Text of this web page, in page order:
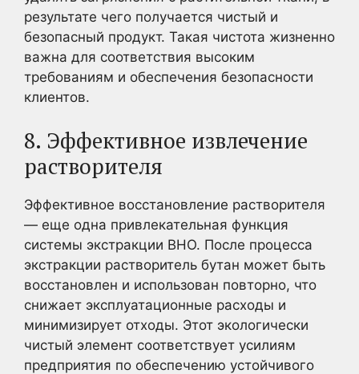
результате чего получается чистый и
безопасный продукт. Такая чистота жизненно
важна для соответствия высоким
требованиям и обеспечения безопасности
клиентов.
8. Эффективное извлечение
растворителя
Эффективное восстановление растворителя
— еще одна привлекательная функция
системы экстракции BHO. После процесса
экстракции растворитель бутан может быть
восстановлен и использован повторно, что
снижает эксплуатационные расходы и
минимизирует отходы. Этот экологически
чистый элемент соответствует усилиям
предприятия по обеспечению устойчивого